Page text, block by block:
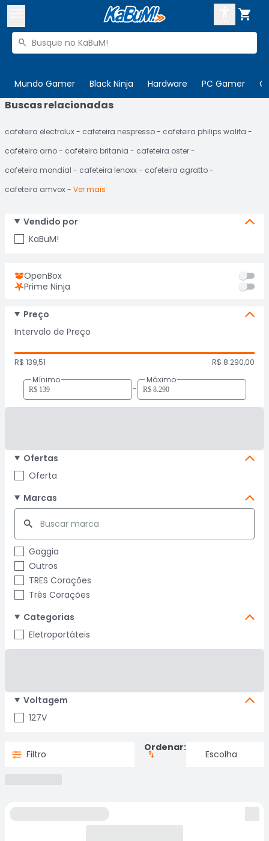

Buscar produtos

Mundo Gamer Black Ninja Hardware PC Gamer

 Departamentos
Cupons
Mais Vendidos
Ativar tradutor em libras
ENTRE
CADASTRE-SE
Buscas relacionadas
cafeteira electrolux cafeteira nespresso
cafeteira philips walita
cafeteira arno
cafeteira britania
cafeteira oster
cafeteira mondial
cafeteira lenoxx
cafeteira agratto
cafeteira amvox
Ver mais
Vendido por
KaBuM!
OpenBox
Prime Ninja
Preço
Intervalo de Preço
R$ 139,51
R$ 8.290,00
Mínimo
-
Máximo
Ofertas
Oferta
Marcas
Gaggia
Outros
TRES Corações
Três Corações
Categorias
Eletroportáteis
Voltagem
127V
Filtro
Ordenar: